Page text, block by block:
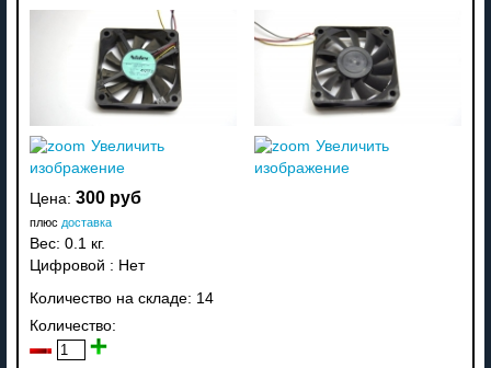
Увеличить
изображение
Увеличить
изображение
Цена: 300 руб
плюс доставка
Вес: 0.1 кг.
Цифровой : Нет
Количество на складе: 14
Количество: